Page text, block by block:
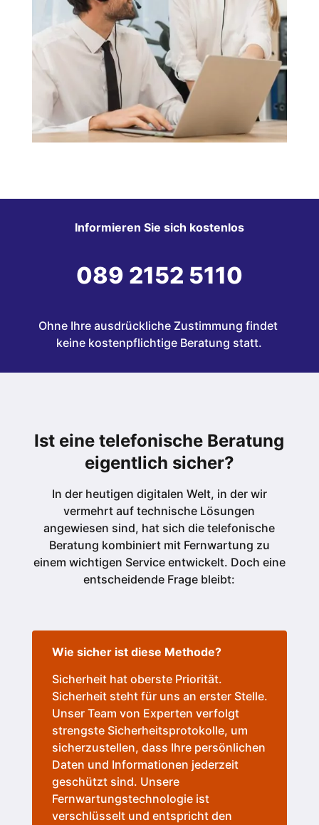
Informieren Sie sich kostenlos
089 2152 5110
Ohne Ihre ausdrückliche Zustimmung findet
keine kostenpflichtige Beratung statt.
Ist eine telefonische Beratung
eigentlich sicher?
In der heutigen digitalen Welt, in der wir
vermehrt auf technische Lösungen
angewiesen sind, hat sich die telefonische
Beratung kombiniert mit Fernwartung zu
einem wichtigen Service entwickelt. Doch eine
entscheidende Frage bleibt:
Wie sicher ist diese Methode?
Sicherheit hat oberste Priorität.
Sicherheit steht für uns an erster Stelle.
Unser Team von Experten verfolgt
strengste Sicherheitsprotokolle, um
sicherzustellen, dass Ihre persönlichen
Daten und Informationen jederzeit
geschützt sind. Unsere
Fernwartungstechnologie ist
verschlüsselt und entspricht den